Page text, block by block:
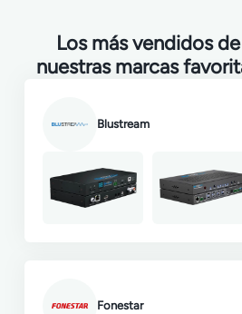
Los más vendidos de
nuestras marcas
Blustream
Fonestar